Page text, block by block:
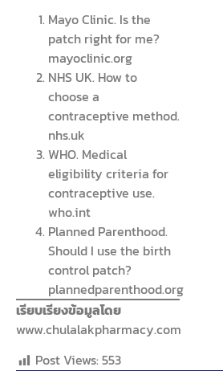
Mayo Clinic. Is the
patch right for me?
mayoclinic.org
NHS UK. How to
choose a
contraceptive method.
nhs.uk
WHO. Medical
eligibility criteria for
contraceptive use.
who.int
Planned Parenthood.
Should I use the birth
control patch?
plannedparenthood.org
เรียบเรียงข้อมูลโดย
www.chulalakpharmacy.com
Post Views: 553